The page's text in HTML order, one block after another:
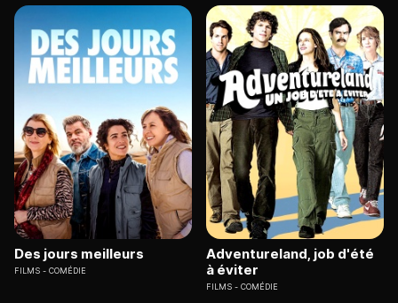
Des jours meilleurs
FILMS COMÉDIE
Adventureland, job d'été
à éviter
FILMS COMÉDIE